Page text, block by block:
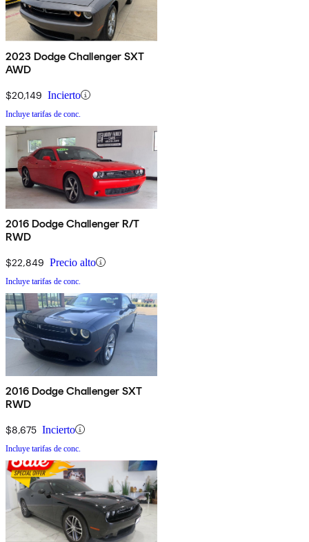
2023 Dodge Challenger SXT
AWD
$20,149 Incierto
Incluye tarifas de conc.
2016 Dodge Challenger R/T
RWD
$22,849 Precio alto
Incluye tarifas de conc.
2016 Dodge Challenger SXT
RWD
$8,675 Incierto
Incluye tarifas de conc.